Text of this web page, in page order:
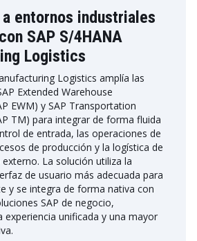
entornos industriales
SAP S/4HANA
Logistics
Logistics amplía las
Extended Warehouse
EWM) y SAP Transportation
TM) para integrar de forma fluida
de entrada, las operaciones de
de producción y la logística de
La solución utiliza la
de usuario más adecuada para
y se integra de forma nativa con
SAP de negocio,
experiencia unificada y una mayor